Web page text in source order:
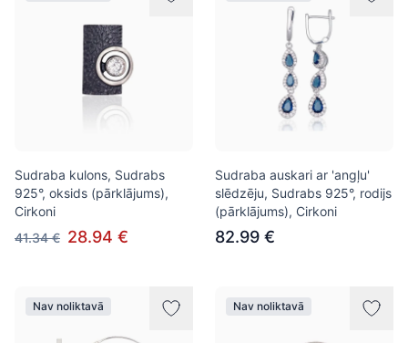
Sudraba kulons, Sudrabs
925°, oksids (pārklājums),
Cirkoni
41.34 € 28.94 €
Sudraba auskari ar 'angļu'
slēdzēju, Sudrabs 925°, rodijs
(pārklājums), Cirkoni
82.99 €
Nav noliktavā Nav noliktavā